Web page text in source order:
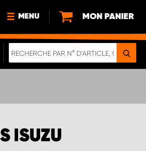
MENU
NOUVEAUTÉS
MON PANIER
ISUZU